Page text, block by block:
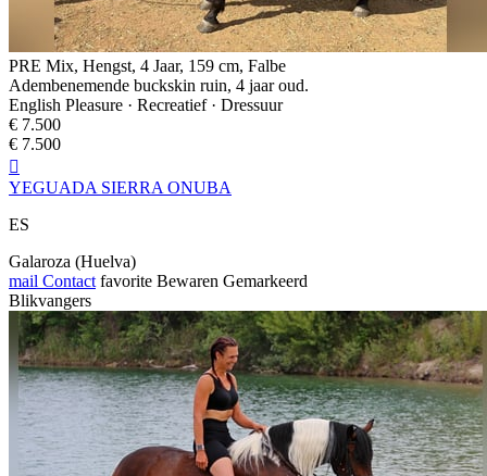
PRE Mix, Hengst, 4 Jaar, 159 cm, Falbe
Adembenemende buckskin ruin, 4 jaar oud.
English Pleasure · Recreatief · Dressuur
€ 7.500
€ 7.500

YEGUADA SIERRA ONUBA
ES
Galaroza (Huelva)
mail Contact favorite Bewaren Gemarkeerd
Blikvangers